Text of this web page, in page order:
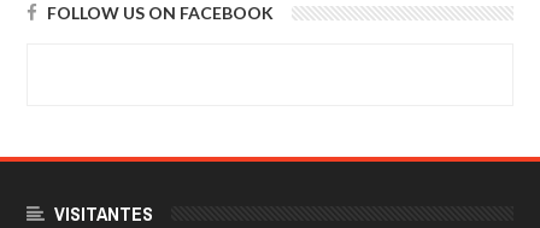
FOLLOW US ON FACEBOOK
VISITANTES